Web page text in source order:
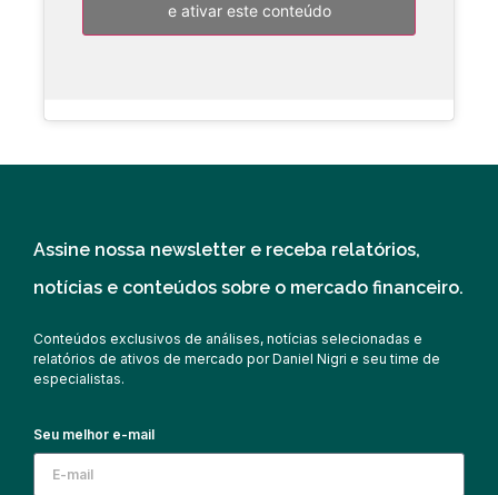
e ativar este conteúdo
Assine nossa newsletter e receba relatórios,
notícias e conteúdos sobre o mercado financeiro.
Conteúdos exclusivos de análises, notícias selecionadas e
relatórios de ativos de mercado por Daniel Nigri e seu time de
especialistas.
Seu melhor e-mail